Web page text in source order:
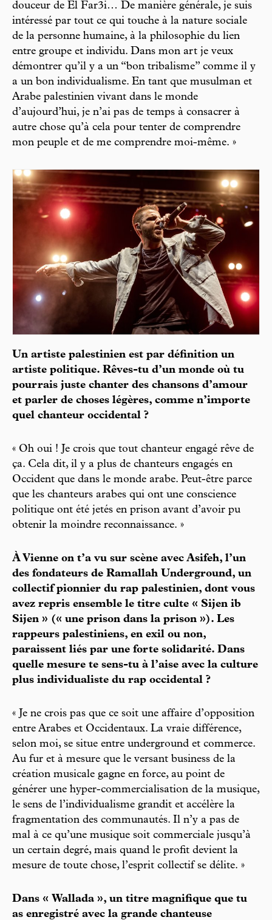
douceur de El Far3i… De manière générale, je suis
intéressé par tout ce qui touche à la nature sociale
de la personne humaine, à la philosophie du lien
entre groupe et individu. Dans mon art je veux
démontrer qu’il y a un “bon tribalisme” comme il y
a un bon individualisme. En tant que musulman et
Arabe palestinien vivant dans le monde
d’aujourd’hui, je n’ai pas de temps à consacrer à
autre chose qu’à cela pour tenter de comprendre
mon peuple et de me comprendre moi-même. »
Un artiste palestinien est par définition un
artiste politique. Rêves-tu d’un monde où tu
pourrais juste chanter des chansons d’amour
et parler de choses légères, comme n’importe
quel chanteur occidental ?
« Oh oui ! Je crois que tout chanteur engagé rêve de
ça. Cela dit, il y a plus de chanteurs engagés en
Occident que dans le monde arabe. Peut-être parce
que les chanteurs arabes qui ont une conscience
politique ont été jetés en prison avant d’avoir pu
obtenir la moindre reconnaissance. »
À Vienne on t’a vu sur scène avec Asifeh, l’un
des fondateurs de Ramallah Underground, un
collectif pionnier du rap palestinien, dont vous
avez repris ensemble le titre culte « Sijen ib
Sijen » (« une prison dans la prison »). Les
rappeurs palestiniens, en exil ou non,
paraissent liés par une forte solidarité. Dans
quelle mesure te sens-tu à l’aise avec la culture
plus individualiste du rap occidental ?
« Je ne crois pas que ce soit une affaire d’opposition
entre Arabes et Occidentaux. La vraie différence,
selon moi, se situe entre underground et commerce.
Au fur et à mesure que le versant business de la
création musicale gagne en force, au point de
générer une hyper-commercialisation de la musique,
le sens de l’individualisme grandit et accélère la
fragmentation des communautés. Il n’y a pas de
mal à ce qu’une musique soit commerciale jusqu’à
un certain degré, mais quand le profit devient la
mesure de toute chose, l’esprit collectif se délite. »
Dans « Wallada », un titre magnifique que tu
as enregistré avec la grande chanteuse